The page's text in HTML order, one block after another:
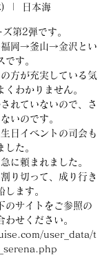
日本海
第2弾です。
岡→釜山→金沢とい
です。
方が充実している気
くわかりません。
れていないので、さ
いのです。
日イベントの司会も
した。
に頼まれました。
り切って、成り行き
します。
のサイトをご参照の
わせください。
user_data/t